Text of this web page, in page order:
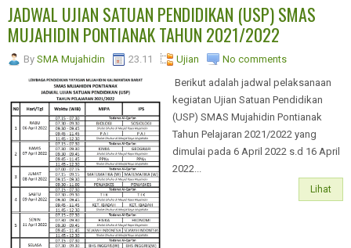
JADWAL UJIAN SATUAN PENDIDIKAN (USP) SMAS
MUJAHIDIN PONTIANAK TAHUN 2021/2022
By SMA Mujahidin 23.11 Ujian
No comments
Berikut adalah jadwal pelaksanaan
kegiatan Ujian Satuan Pendidikan
(USP) SMAS Mujahidin Pontianak
Tahun Pelajaran 2021/2022 yang
dimulai pada 6 April 2022 s.d 16 April
2022...
Lihat